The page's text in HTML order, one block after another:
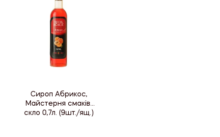
Сироп Абрикос,
Майстерня смаків,
скло 0,7л. (9шт./ящ.)